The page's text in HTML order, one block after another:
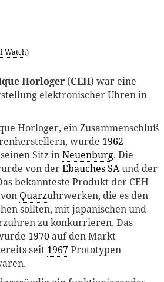
Watch)
Horloger (CEH) war eine
elektronischer Uhren in
Horloger, ein Zusammenschluß
wurde 1962
Sitz inNeuenburg. Die
von derEbauches SAund der
bekannteste Produkt der CEH
von Quarzuhrwerken, die es den
sollten, mit japanischen und
zu konkurrieren. Das
1970auf den Markt
seit 1967Prototypen